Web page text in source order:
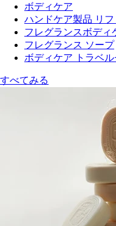
ボディケア
ハンドケア製品 リ
フレグランスボディ
フレグランス ソープ
ボディケア トラベ
すべてみる